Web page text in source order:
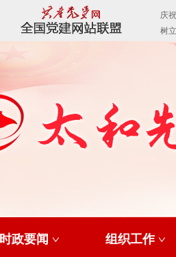
时政要闻 组织工作